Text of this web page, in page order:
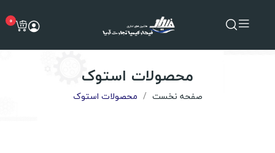
0
محصولات استوک
صفحه نخست محصولات استوک